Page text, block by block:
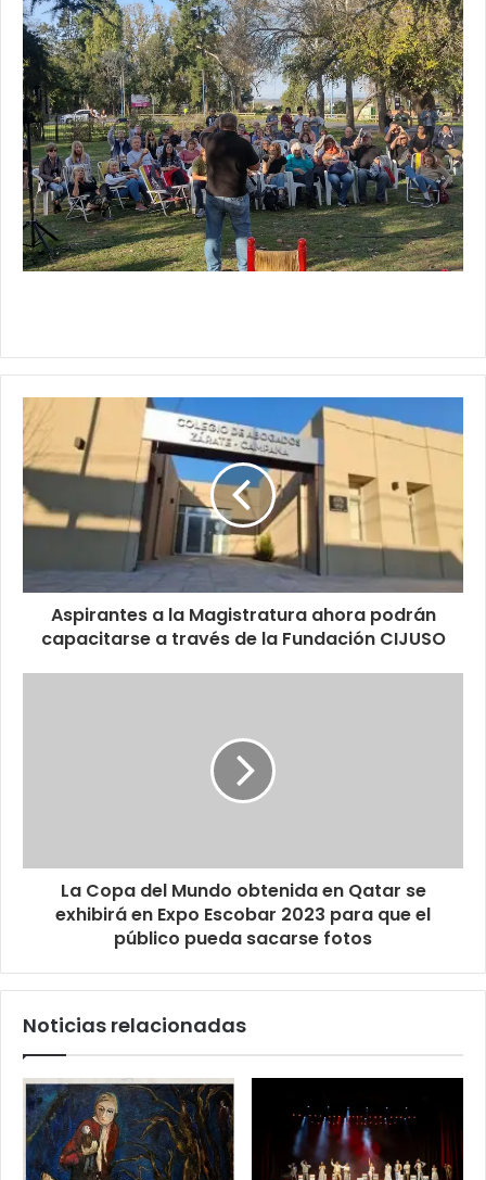
Aspirantes a la Magistratura ahora podrán
capacitarse a través de la Fundación CIJUSO
La Copa del Mundo obtenida en Qatar se
exhibirá en Expo Escobar 2023 para que el
público pueda sacarse fotos
Noticias relacionadas